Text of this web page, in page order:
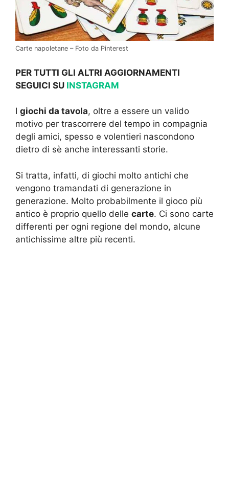
Carte napoletane – Foto da Pinterest
PER TUTTI GLI ALTRI AGGIORNAMENTI
SEGUICI SU INSTAGRAM
I giochi da tavola, oltre a essere un valido
motivo per trascorrere del tempo in compagnia
degli amici, spesso e volentieri nascondono
dietro di sè anche interessanti storie.
Si tratta, infatti, di giochi molto antichi che
vengono tramandati di generazione in
generazione. Molto probabilmente il gioco più
antico è proprio quello delle carte. Ci sono carte
differenti per ogni regione del mondo, alcune
antichissime altre più recenti.